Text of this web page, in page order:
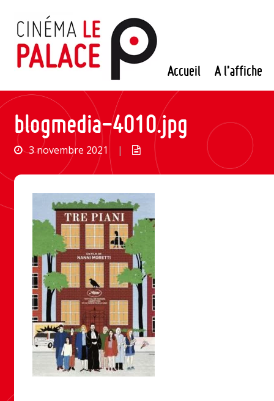
contenu
Accueil A l’affiche
blogmedia-4010.jpg
3 novembre 2021 |